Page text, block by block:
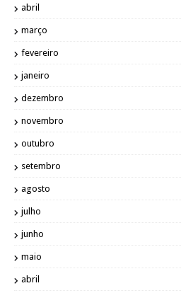
abril
março
fevereiro
janeiro
dezembro
novembro
outubro
setembro
agosto
julho
junho
maio
abril